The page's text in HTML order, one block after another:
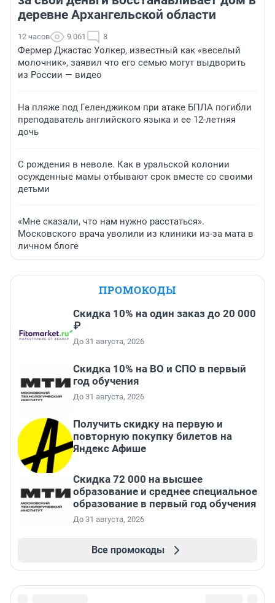
деревне Архангельской области
12 часов 9 061 8
Фермер Джастас Уолкер, известный как «веселый
молочник», заявил что его семью могут выдворить
из России — видео
На пляже под Геленджиком при атаке БПЛА погибли
преподаватель английского языка и ее 12-летняя
дочь
С рождения в неволе. Как в уральской колонии
осужденные мамы отбывают срок вместе со своими
детьми
«Мне сказали, что нам нужно расстаться».
Московского врача уволили из клиники из-за мата в
личном блоге
ПРОМОКОДЫ
Скидка 10% на один заказ до 20 000
₽
До 31 августа, 2026
Скидка 10% на ВО и СПО в первый
год обучения
До 31 августа, 2026
Получить скидку на первую и
повторную покупку билетов на
Яндекс Афише
Скидка 72 000 на высшее
образование и среднее специальное
образование в первый год обучения
До 31 августа, 2026
Все промокоды